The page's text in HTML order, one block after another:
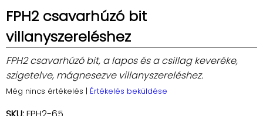
FPH2 csavarhúzó bit
villanyszereléshez
FPH2 csavarhúzó bit, a lapos és a csillag keveréke,
szigetelve, mágnesezve villanyszereléshez.
Még nincs értékelés | Értékelés beküldése